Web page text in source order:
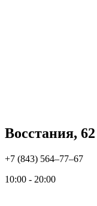
Восстания, 62
+7 (843) 564‒77‒67
10:00 - 20:00